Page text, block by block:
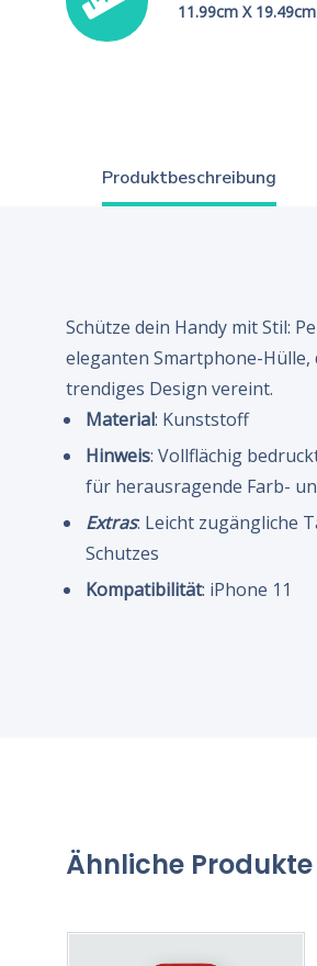
11.99cm X 19.49cm
Produktbeschreibung
Schütze dein Handy mit Stil:
eleganten Smartphone-Hülle,
trendiges Design vereint.
Material: Kunststoff
Hinweis: Vollflächig
für herausragende Farb-
Extras: Leicht zugängliche
Schutzes
Kompatibilität: iPhone 11
Ähnliche Produkte